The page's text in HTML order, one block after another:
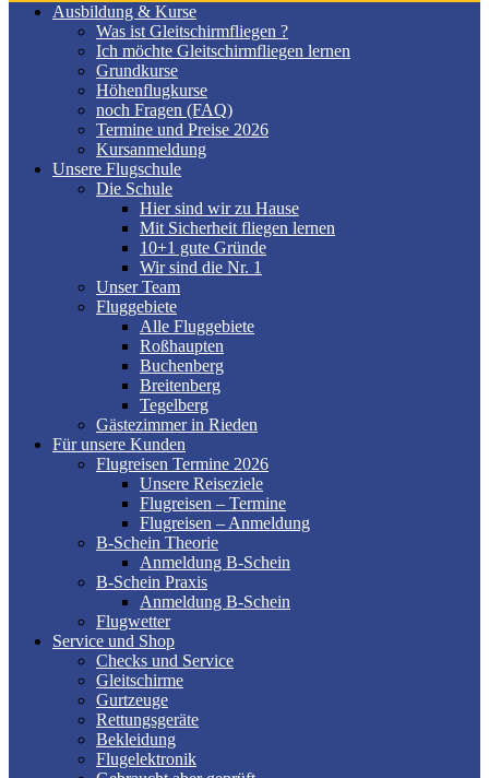
Ausbildung & Kurse
Was ist Gleitschirmfliegen ?
Ich möchte Gleitschirmfliegen lernen
Grundkurse
Höhenflugkurse
noch Fragen (FAQ)
Termine und Preise 2026
Kursanmeldung
Unsere Flugschule
Die Schule
Hier sind wir zu Hause
Mit Sicherheit fliegen lernen
10+1 gute Gründe
Wir sind die Nr. 1
Unser Team
Fluggebiete
Alle Fluggebiete
Roßhaupten
Buchenberg
Breitenberg
Tegelberg
Gästezimmer in Rieden
Für unsere Kunden
Flugreisen Termine 2026
Unsere Reiseziele
Flugreisen – Termine
Flugreisen – Anmeldung
B-Schein Theorie
Anmeldung B-Schein
B-Schein Praxis
Anmeldung B-Schein
Flugwetter
Service und Shop
Checks und Service
Gleitschirme
Gurtzeuge
Rettungsgeräte
Bekleidung
Flugelektronik